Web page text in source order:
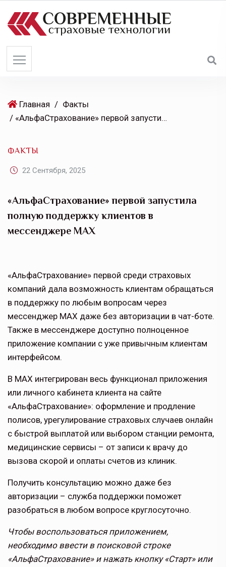
Главная / Факты
/ «АльфаСтрахование» первой запустила полную поддержку клиентов в мессенджере MAX
ФАКТЫ
22 Сентября, 2025
«АльфаСтрахование» первой запустила
полную поддержку клиентов в
мессенджере MAX
«АльфаСтрахование» первой среди страховых
компаний дала возможность клиентам обращаться
в поддержку по любым вопросам через
мессенджер MAX даже без авторизации в чат-боте.
Также в мессенджере доступно полноценное
приложение компании с уже привычным клиентам
интерфейсом.
В MAX интегрирован весь функционал приложения
или личного кабинета клиента на сайте
«АльфаСтрахование»: оформление и продление
полисов, урегулирование страховых случаев онлайн
с быстрой выплатой или выбором станции ремонта,
медицинские сервисы – от записи к врачу до
вызова скорой и оплаты счетов из клиник.
Получить консультацию можно даже без
авторизации – служба поддержки поможет
разобраться в любом вопросе круглосуточно.
Чтобы воспользоваться приложением,
необходимо ввести в поисковой строке
«АльфаСтрахование» и нажать кнопку «Старт» или